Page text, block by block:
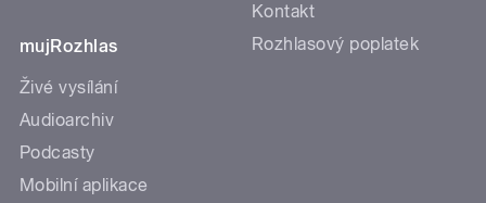
mujRozhlas
Živé vysílání
Audioarchiv
Podcasty
Mobilní aplikace
Kontakt
Rozhlasový poplatek